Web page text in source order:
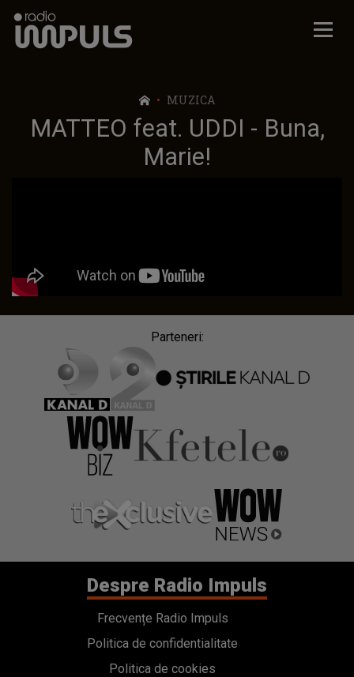
Radio Impuls
MUZICA
MATTEO feat. UDDI - Buna,
Marie!
Parteneri:
Despre Radio Impuls
Frecvențe Radio Impuls
Politica de confidentialitate
Politica de cookies